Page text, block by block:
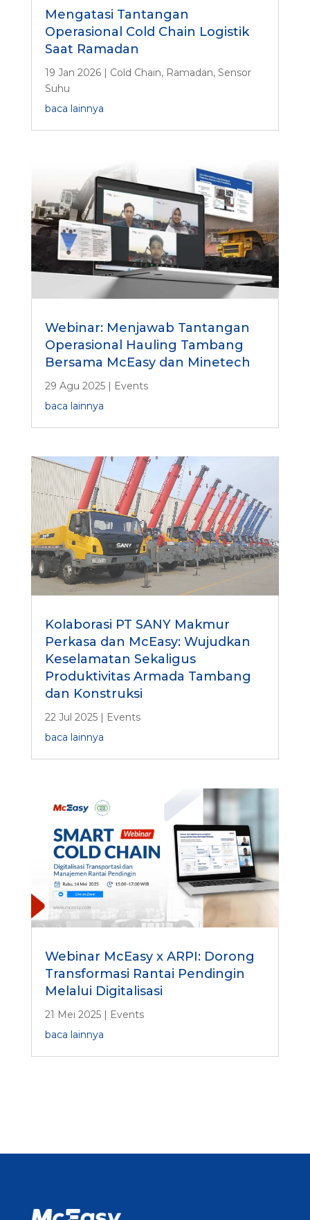
Mengatasi Tantangan
Operasional Cold Chain Logistik
Saat Ramadan
19 Jan 2026| Cold Chain, Ramadan, Sensor
Suhu
baca lainnya
Webinar: Menjawab Tantangan
Operasional Hauling Tambang
Bersama McEasy dan Minetech
29 Agu 2025| Events
baca lainnya
Kolaborasi PT SANY Makmur
Perkasa dan McEasy: Wujudkan
Keselamatan Sekaligus
Produktivitas Armada Tambang
dan Konstruksi
22 Jul 2025|
Events
baca lainnya
Webinar McEasy x ARPI: Dorong
Transformasi Rantai Pendingin
Melalui Digitalisasi
21 Mei 2025|
Events
baca lainnya